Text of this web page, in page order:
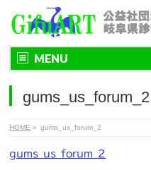
MENU
gums_us_forum_2
HOME » gums_us_forum_2
gums_us_forum_2